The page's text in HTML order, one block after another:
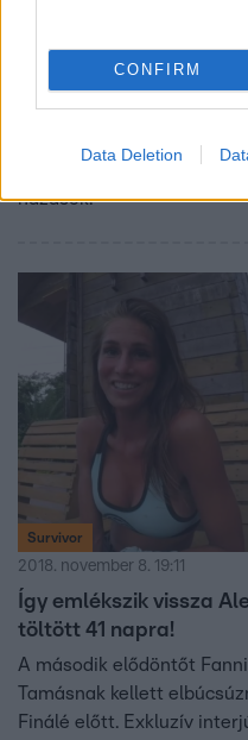
CONFIRM
Data Deletion
Alexandra 6 kilót
Érdekes történetekkel
legutóbbi 2 kiesője, Tomi
Gáborral sokszor úgy
házasok.
Survivor
2018. november 8. 19:11
Így emlékszik vissza
töltött 41 napra!
A második elődöntőt
Tamásnak kellett
Finálé előtt. Exkluzív